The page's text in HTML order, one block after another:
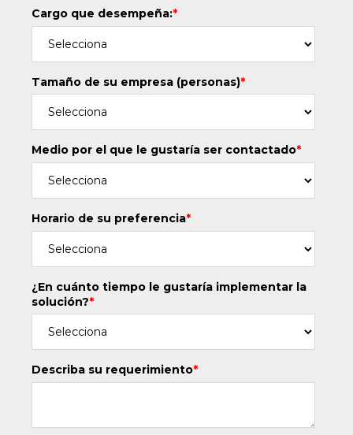
Cargo que desempeña:*
Tamaño de su empresa (personas)*
Medio por el que le gustaría ser contactado*
Horario de su preferencia*
¿En cuánto tiempo le gustaría implementar la
solución?*
Describa su requerimiento*